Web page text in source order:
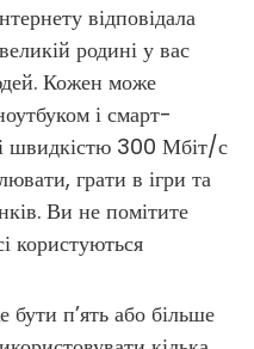
відповідала
родині у вас
Кожен може
і смарт-
швидкістю 300 Мбіт/с
грати в ігри та
Ви не помітите
користуються
п’ять або більше